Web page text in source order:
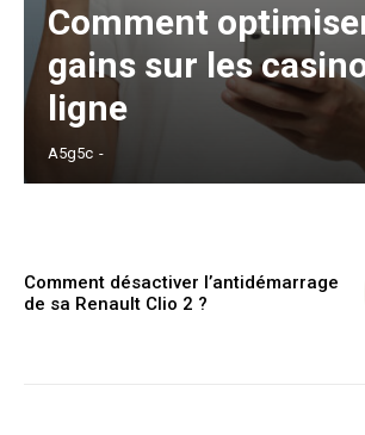
Comment
gains sur les
ligne
A5g5c -
Comment désactiver l’antidémarrage
de sa Renault Clio 2 ?